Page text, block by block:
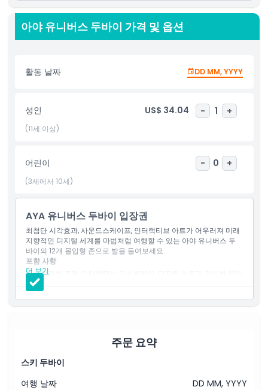
포함 사항
위치
겨울 장비 제공: 재킷, 바지, 일회용 양말, 눈 부츠, 무료 플리스 장
갑.
13세 미만 어린이는 헬멧 착용이 필수입니다.
아야 유니버스 두바이 가격 및 옵션
활동 날짜 DD MM, YYYY
성인 US$ 34.04 - 1 +
(11세 이상)
어린이 - 0 +
(3세에서 10세)
AYA 유니버스 두바이 입장권
최첨단 시각효과, 사운드스케이프, 인터랙티브 아트가 어우러져 미래
지향적인 디지털 세계를 마법처럼 여행할 수 있는 아야 유니버스 두
바이의 12개 몰입형 존으로 발을 들여보세요.
더 보기
포함 사항
활기찬 조명, 인터랙티브 디스플레이, 디지털 아트가 가득한 12개
가족, 커플, 두바이의 콘텐츠 제작자들에게 완벽한 실내 체험입니
주문 요약
스키 두바이
여행 날짜
DD MM, YYYY